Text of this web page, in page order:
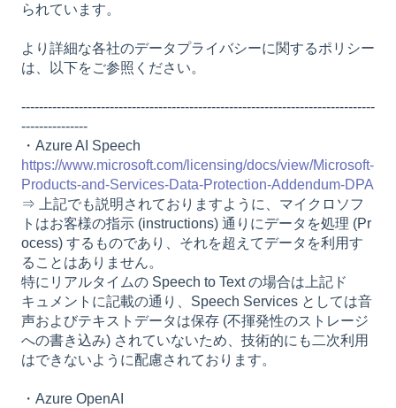
られています。
より詳細な各社のデータプライバシーに関するポリシー
は、以下をご参照ください。
--------------------------------------------------------------------------------
---------------
・Azure AI Speech
https://www.microsoft.com/licensing/docs/view/Microsoft-
Products-and-Services-Data-Protection-Addendum-DPA
⇒ 上記でも説明されておりますように、マイクロソフ
トはお客様の指示 (instructions) 通りにデータを処理 (Pr
ocess) するものであり、それを超えてデータを利用す
ることはありません。
特にリアルタイムの Speech to Text の場合は上記ド
キュメントに記載の通り、Speech Services としては音
声およびテキストデータは保存 (不揮発性のストレージ
への書き込み) されていないため、技術的にも二次利用
はできないように配慮されております。
・Azure OpenAI